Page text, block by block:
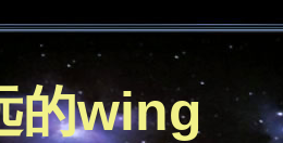
的wing